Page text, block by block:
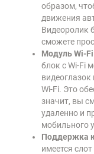
образом,
движения
Видеоролик
сможете
Модуль Wi-
блок с Wi-Fi
Wi-Fi. Это
значит, вы
удаленно и
мобильного
Поддержка
имеется